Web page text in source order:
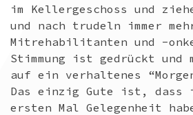
im Kellergeschoss und
und nach trudeln immer
Mitrehabilitanten und -
Stimmung ist gedrückt und
auf ein verhaltenes
Das einzig Gute ist, dass
ersten Mal Gelegenheit